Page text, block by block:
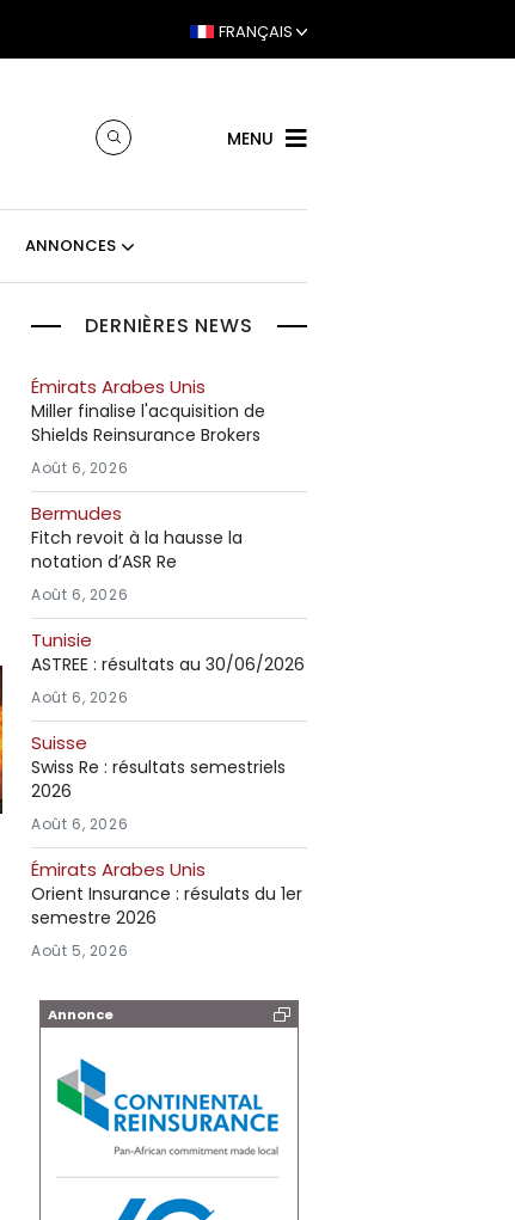
FRANÇAIS
MENU
ANNONCES
DERNIÈRES NEWS
Émirats Arabes Unis
Miller finalise l'acquisition de
Shields Reinsurance Brokers
Août 6, 2026
Bermudes
Fitch revoit à la hausse la
notation d’ASR Re
Août 6, 2026
Tunisie
ASTREE : résultats au 30/06/2026
Août 6, 2026
Suisse
Swiss Re : résultats semestriels
2026
Août 6, 2026
Émirats Arabes Unis
Orient Insurance : résulats du 1er
semestre 2026
Août 5, 2026
Annonce